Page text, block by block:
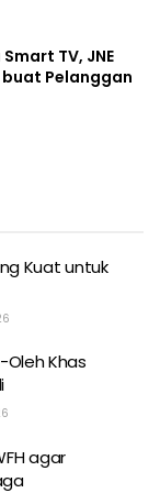
TV, JNE
Pelanggan
Kuat untuk
Oleh Khas
agar